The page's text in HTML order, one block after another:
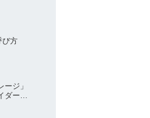
び方
ージ」
ダーと